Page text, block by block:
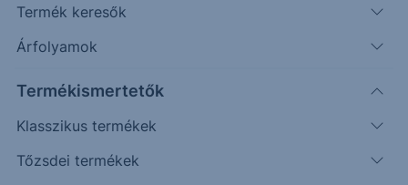
Termék keresők
Árfolyamok
Termékismertetők
Klasszikus termékek
Tőzsdei termékek
További információk kérése